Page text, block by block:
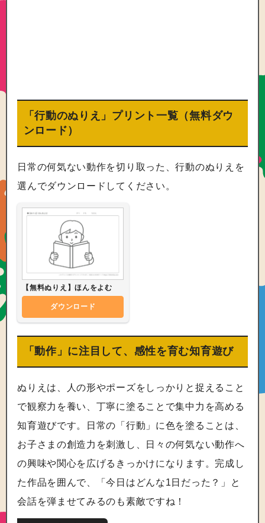
「行動のぬりえ」プリント一覧（無料ダウ
ンロード）
日常の何気ない動作を切り取った、行動のぬりえを
選んでダウンロードしてください。
【無料ぬりえ】ほんをよむ
ダウンロード
「動作」に注目して、感性を育む知育遊び
ぬりえは、人の形やポーズをしっかりと捉えること
で観察力を養い、丁寧に塗ることで集中力を高める
知育遊びです。日常の「行動」に色を塗ることは、
お子さまの創造力を刺激し、日々の何気ない動作へ
の興味や関心を広げるきっかけになります。完成し
た作品を囲んで、「今日はどんな1日だった？」と
会話を弾ませてみるのも素敵ですね！